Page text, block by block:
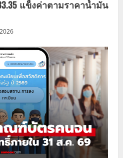
แข็งค่าตามราคาน้ำมัน